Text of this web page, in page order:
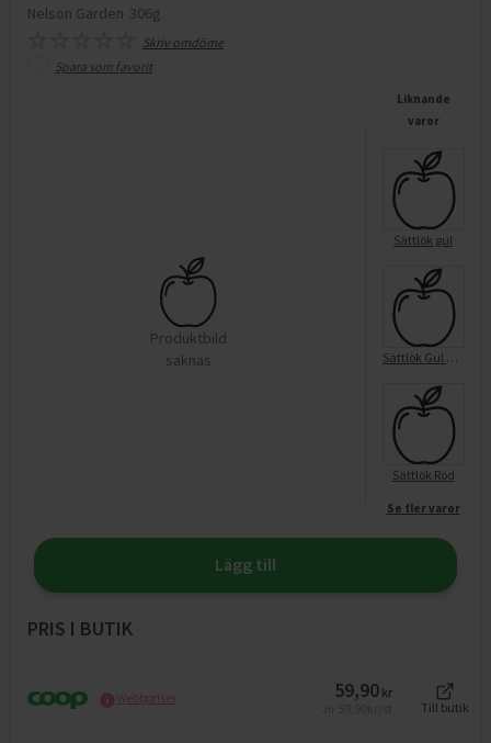
Nelson Garden 306g
Skriv omdöme
Spara som favorit
Produktbild
saknas
Liknande
varor
Sättlök gul
Sättlök Gul 1-p Nelson Garden
Sättlök Röd
Se fler varor
Lägg till
PRIS I BUTIK
Webbpriser 59,90 kr
Till butik